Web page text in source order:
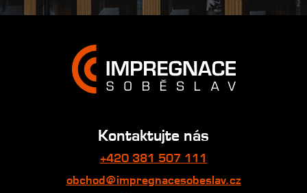
Kontaktujte nás
+420 381 507 111
obchod@impregnacesobeslav.cz